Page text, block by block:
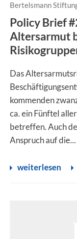
Bertelsmann
Policy Brief
Altersarmut
Das
kommenden
ca. ein Fünftel
betreffen. Auch
Anspruch auf die...
weiterlesen